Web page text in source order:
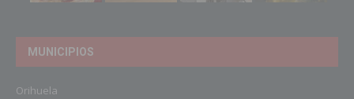
MUNICIPIOS
Orihuela